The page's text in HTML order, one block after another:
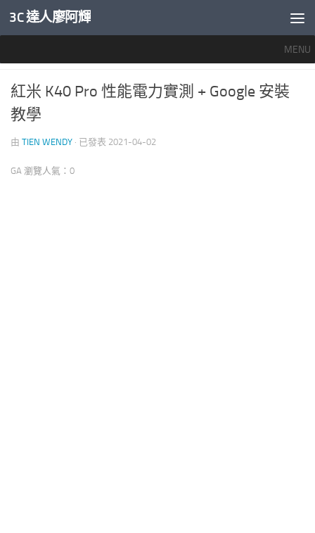
內文下方
3C 達人廖阿輝
MENU
1
紅米 K40 Pro 性能電力實測 + Google 安裝
教學
由 TIEN WENDY · 已發表 2021-04-02
GA 瀏覽人氣：0